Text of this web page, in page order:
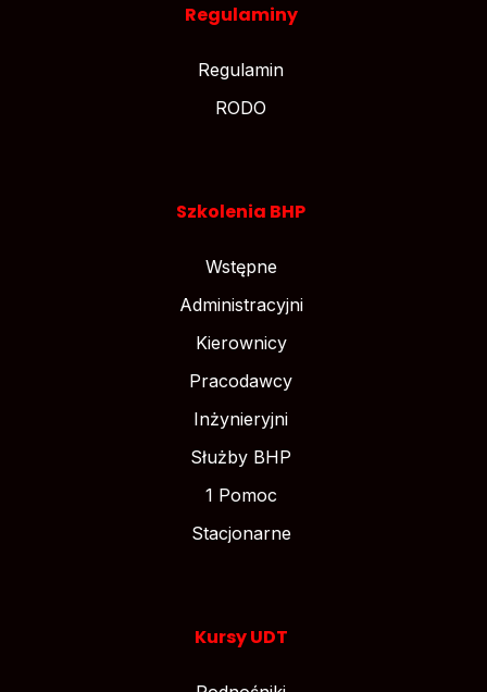
Regulaminy
Regulamin
RODO
Szkolenia BHP
Wstępne
Administracyjni
Kierownicy
Pracodawcy
Inżynieryjni
Służby BHP
1 Pomoc
Stacjonarne
Kursy UDT